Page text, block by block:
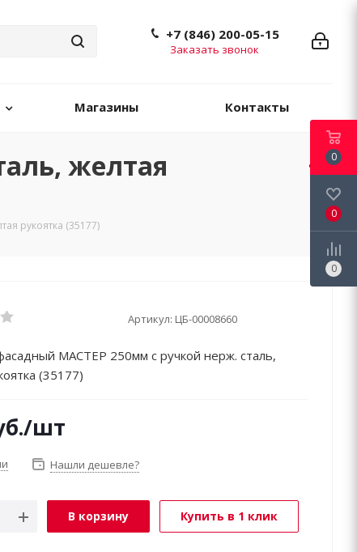
+7 (846) 200-05-15
Заказать звонок
Магазины Контакты
желтая
рукоятка (35177)
Артикул: ЦБ-00008660
МАСТЕР 250мм с ручкой нерж. сталь,
(35177)
/шт
Нашли дешевле?
В корзину Купить в 1 клик
0
0
0